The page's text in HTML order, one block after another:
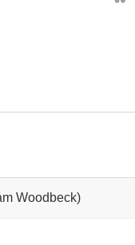
Woodbeck)